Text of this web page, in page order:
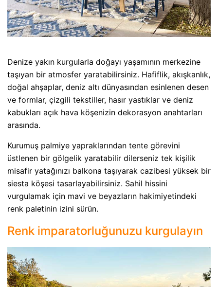
Denize yakın kurgularla doğayı yaşamının merkezine
taşıyan bir atmosfer yaratabilirsiniz. Hafiflik, akışkanlık,
doğal ahşaplar, deniz altı dünyasından esinlenen desen
ve formlar, çizgili tekstiller, hasır yastıklar ve deniz
kabukları açık hava köşenizin dekorasyon anahtarları
arasında.
Kurumuş palmiye yapraklarından tente görevini
üstlenen bir gölgelik yaratabilir dilerseniz tek kişilik
misafir yatağınızı balkona taşıyarak cazibesi yüksek bir
siesta köşesi tasarlayabilirsiniz. Sahil hissini
vurgulamak için mavi ve beyazların hakimiyetindeki
renk paletinin izini sürün.
Renk imparatorluğunuzu kurgulayın